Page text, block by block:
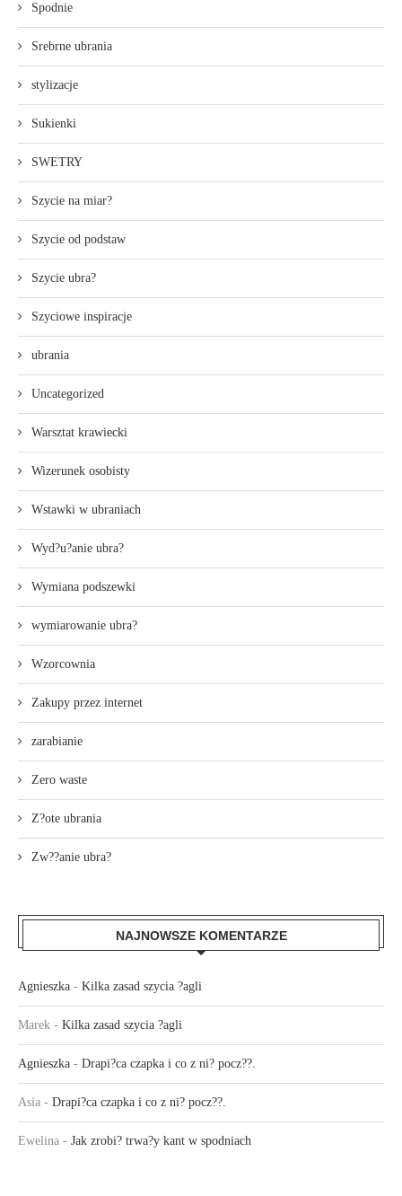
Spodnie
Srebrne ubrania
stylizacje
Sukienki
SWETRY
Szycie na miar?
Szycie od podstaw
Szycie ubra?
Szyciowe inspiracje
ubrania
Uncategorized
Warsztat krawiecki
Wizerunek osobisty
Wstawki w ubraniach
Wyd?u?anie ubra?
Wymiana podszewki
wymiarowanie ubra?
Wzorcownia
Zakupy przez internet
zarabianie
Zero waste
Z?ote ubrania
Zw??anie ubra?
NAJNOWSZE KOMENTARZE
Agnieszka - Kilka zasad szycia ?agli
Marek - Kilka zasad szycia ?agli
Agnieszka - Drapi?ca czapka i co z ni? pocz??.
Asia - Drapi?ca czapka i co z ni? pocz??.
Ewelina - Jak zrobi? trwa?y kant w spodniach